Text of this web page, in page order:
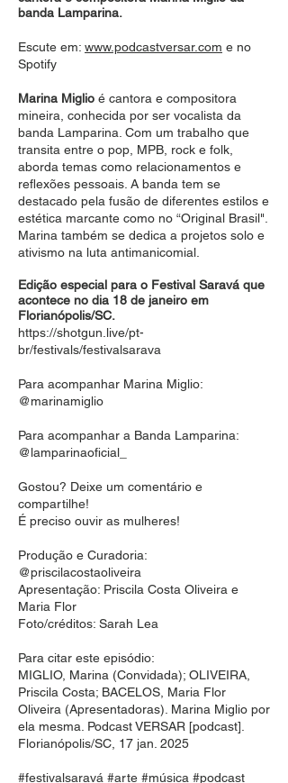
banda Lamparina.
Escute em: www.podcastversar.com e no
Spotify
Marina Miglio é cantora e compositora
mineira, conhecida por ser vocalista da
banda Lamparina. Com um trabalho que
transita entre o pop, MPB, rock e folk,
aborda temas como relacionamentos e
reflexões pessoais. A banda tem se
destacado pela fusão de diferentes estilos e
estética marcante como no “Original Brasil".
Marina também se dedica a projetos solo e
ativismo na luta antimanicomial.
Edição especial para o Festival Saravá que
acontece no dia 18 de janeiro em
Florianópolis/SC.
https://shotgun.live/pt-
br/festivals/festivalsarava
Para acompanhar Marina Miglio:
@marinamiglio
Para acompanhar a Banda Lamparina:
@lamparinaoficial_
Gostou? Deixe um comentário e
compartilhe!
É preciso ouvir as mulheres!
Produção e Curadoria:
@priscilacostaoliveira
Apresentação: Priscila Costa Oliveira e
Maria Flor
Foto/créditos: Sarah Lea
Para citar este episódio:
MIGLIO, Marina (Convidada); OLIVEIRA,
Priscila Costa; BACELOS, Maria Flor
Oliveira (Apresentadoras). Marina Miglio por
ela mesma. Podcast VERSAR [podcast].
Florianópolis/SC, 17 jan. 2025
#festivalsaravá #arte #música #podcast